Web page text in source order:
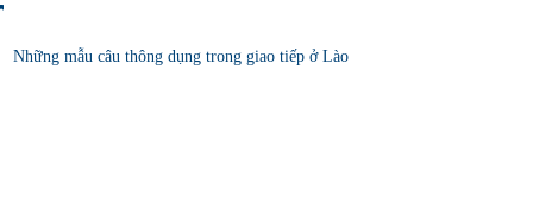
Những mẫu câu thông dụng trong giao tiếp ở Lào